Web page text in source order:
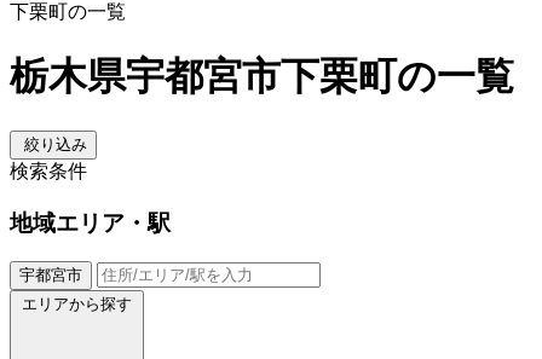
下栗町の一覧
栃木県宇都宮市下栗町の一覧
絞り込み
検索条件
地域エリア・駅
宇都宮市
エリアから探す